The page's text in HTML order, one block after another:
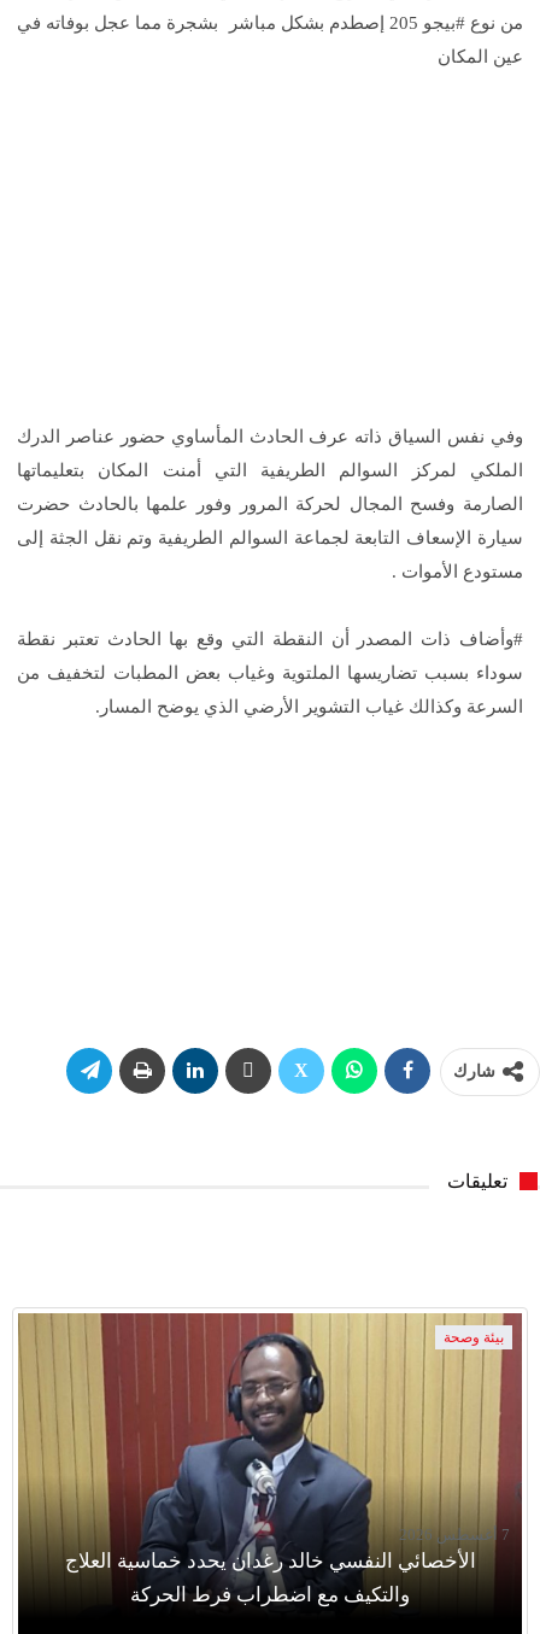
من نوع #بيجو 205 إصطدم بشكل مباشر بشجرة مما عجل بوفاته في
عين المكان
وفي نفس السياق ذاته عرف الحادث المأساوي حضور عناصر الدرك
الملكي لمركز السوالم الطريفية التي أمنت المكان بتعليماتها
الصارمة وفسح المجال لحركة المرور وفور علمها بالحادث حضرت
سيارة الإسعاف التابعة لجماعة السوالم الطريفية وتم نقل الجثة إلى
مستودع الأموات .
#وأضاف ذات المصدر أن النقطة التي وقع بها الحادث تعتبر نقطة
سوداء بسبب تضاريسها الملتوية وغياب بعض المطبات لتخفيف من
السرعة وكذالك غياب التشوير الأرضي الذي يوضح المسار.
شارك
تعليقات
بيئة وصحة
الأخصائي النفسي خالد رغدان يحدد خماسية العلاج
والتكيف مع اضطراب فرط الحركة
7 أغسطس 2026